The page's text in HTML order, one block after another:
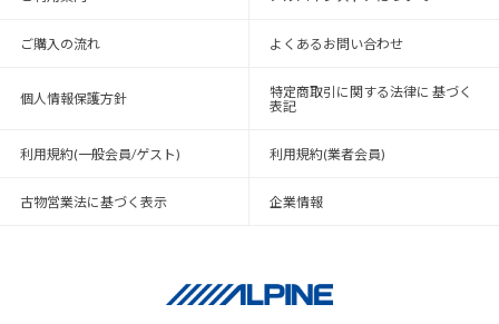
ご購入の流れ よくあるお問い合わせ
個人情報保護方針
特定商取引に関する法律に 基づく
表記
利用規約(一般会員/ゲスト) 利用規約(業者会員)
古物営業法に基づく表示 企業情報